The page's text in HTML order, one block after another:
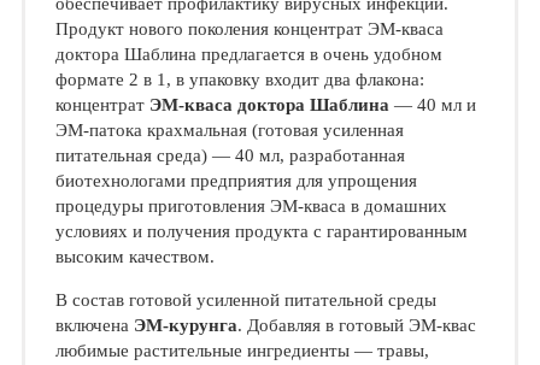
Продукт нового поколения концентрат ЭМ-кваса
доктора Шаблина предлагается в очень удобном
формате 2 в 1, в упаковку входит два флакона:
концентрат ЭМ-кваса доктора Шаблина — 40 мл и
ЭМ-патока крахмальная (готовая усиленная
питательная среда) — 40 мл, разработанная
биотехнологами предприятия для упрощения
процедуры приготовления ЭМ-кваса в домашних
условиях и получения продукта с гарантированным
высоким качеством.
В состав готовой усиленной питательной среды
включена ЭМ-курунга. Добавляя в готовый ЭМ-квас
любимые растительные ингредиенты — травы,